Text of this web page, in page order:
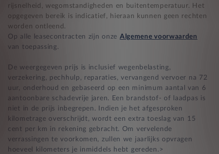
rijsnelheid, wegomstandigheden en buitentemperatuur. Het
opgegeven bereik is indicatief, hieraan kunnen geen rechten
worden ontleend.
Op alle leasecontracten zijn onze Algemene voorwaarden
van toepassing.
De weergegeven prijs is inclusief wegenbelasting,
verzekering, pechhulp, reparaties, vervangend vervoer na 72
uur, onderhoud en gebaseerd op een minimum aantal van 6
aantoonbare schadevrije jaren. Een brandstof- of laadpas is
niet in de prijs inbegrepen. Indien je het afgesproken
kilometrage overschrijdt, wordt een extra toeslag van 15
cent per km in rekening gebracht. Om vervelende
verrassingen te voorkomen, zullen we jaarlijks opvragen
hoeveel kilometers je inmiddels hebt gereden.>